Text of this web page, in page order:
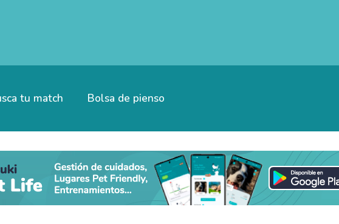
tu match Bolsa de pienso